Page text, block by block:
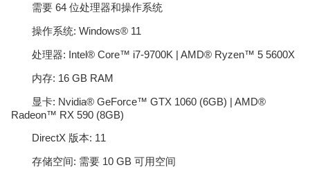
需要 64 位处理器和操作系统
操作系统: Windows® 11
处理器: Intel® Core™ i7-9700K | AMD® Ryzen™ 5 5600X
内存: 16 GB RAM
显卡: Nvidia® GeForce™ GTX 1060 (6GB) | AMD®
Radeon™ RX 590 (8GB)
DirectX 版本: 11
存储空间: 需要 10 GB 可用空间